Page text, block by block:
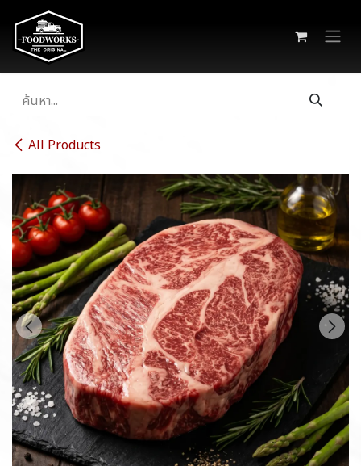
Skip to Content
All Products